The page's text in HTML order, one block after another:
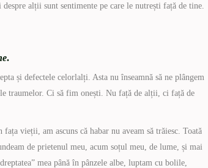
alții sunt sentimente pe care le nutrești față de tine.
.
și defectele celorlalți. Asta nu înseamnă să ne plângem
traumelor. Ci să fim onești. Nu față de alții, ci față de
vieții, am ascuns că habar nu aveam să trăiesc. Toată
de prietenul meu, acum soțul meu, de lume, și mai
mea până în pânzele albe, luptam cu bolile,